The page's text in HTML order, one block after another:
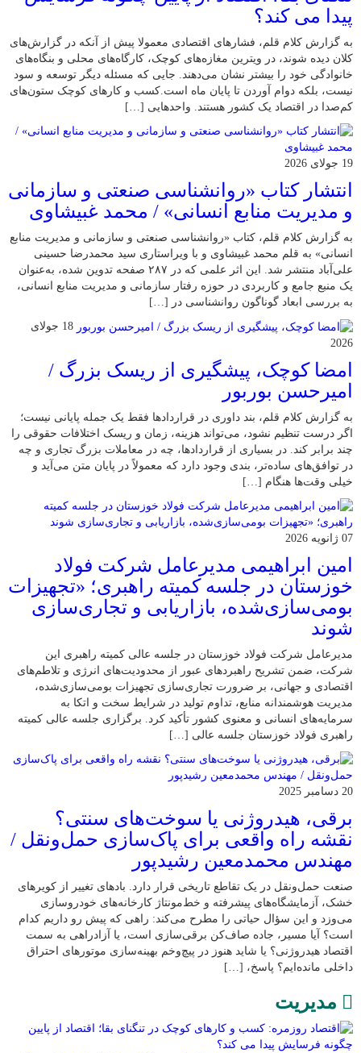
پیدا می کند؟
به گزارش کلام قلم، فشارهای اقتصادی معمولا پیش از آنکه در گزارش‌های
کلان دیده شوند، در ویترین مغازه‌های کوچک، کارگاه‌های محلی و بنگاه‌های
خانوادگی خود را بیشتر نشان می‌دهند. جایی که مسئله دیگر توسعه و سود
نیست، بلکه دوام آوردن تا پایان ماه است.کسب‌ و کارهای کوچک ستون‌های
کم‌صدا در اقتصاد یک کشور هستند. واحدهایی […]
19 جولای 2026
انتشار کتاب «روانشناسی صنعتی و سازمانی
و مدیریت منابع انسانی» / محمد غبیشاوی
به گزارش کلام قلم، کتاب «روانشناسی صنعتی و سازمانی و مدیریت منابع
انسانی» به قلم محمد غبیشاوی و با ویراستاری سید محمدرضا حسینی
علی‌آباد منتشر شد. این اثر علمی که در ۲۸۷ صفحه تدوین شده، به‌عنوان
یک منبع جامع و کاربردی در حوزه رفتار سازمانی و مدیریت منابع انسانی،
به بررسی ابعاد گوناگون روانشناسی در […]
18 جولای
2026
امضا کوچک، پیشگیری از ریسک بزرگ /
امیرحسن بوربور
به گزارش کلام قلم، بند داوری در قراردادها فقط یک جمله پایانی نیست؛
اگر درست تنظیم نشود، می‌تواند هزینه، زمان و ریسک اختلافات حقوقی را
چند برابر کند. در بسیاری از قراردادها، چه در معاملات بزرگ تجاری و چه
در توافق‌های ساده‌تر، بندی وجود دارد که معمولاً در پایان متن می‌آید و
خیلی وقت‌ها هنگام […]
07 ژانویه 2026
امین ابراهیمی مدیرعامل شرکت فولاد
خوزستان در جلسه کمیته راهبری؛ «تجهیزات
بومی‌سازی‌شده، بازاریابی و تجاری‌سازی
شوند
مدیرعامل شرکت فولاد خوزستان در جلسه عالی کمیته راهبری این
شرکت، ضمن تشریح راهبردهای عبور از محدودیت‌های انرژی و تلاطم‌های
اقتصادی و جهانی، بر ضرورت تجاری‌سازی تجهیزات بومی‌سازی‌شده،
مدیریت هوشمندانه منابع، تداوم تولید در شرایط سخت و اتکا به
سرمایه‌های انسانی و معنوی کشور تأکید کرد. برگزاری جلسه عالی کمیته
راهبری فولاد خوزستان جلسه عالی […]
20 دسامبر 2025
برقی، هیدروژنی یا سوخت‌های سنتی؟
نقشه راه واقعی برای پاک‌سازی حمل‌ونقل /
مهندس محمدمعین رشیدپور
صنعت حمل‌ونقل در یک تقاطع تاریخی قرار دارد. بادهای تغییر از کویرهای
خشک، آزمایشگاه‌های پیشرفته و خط‌مونتاژ کارخانه‌های خودروسازی
می‌وزد و این سؤال حیاتی را مطرح می‌کند: راهی که پیش رو داریم کدام
است؟ آیا مسیر، جاده صاف‌کن برقی‌سازی است، یا آزادراهی به سمت
اقتصاد هیدروژنی؟ یا شاید هنوز در پیچ‌وخم بهینه‌سازی موتورهای احتراق
داخلی مانده‌ایم؟ پاسخ، […]
مدیریت